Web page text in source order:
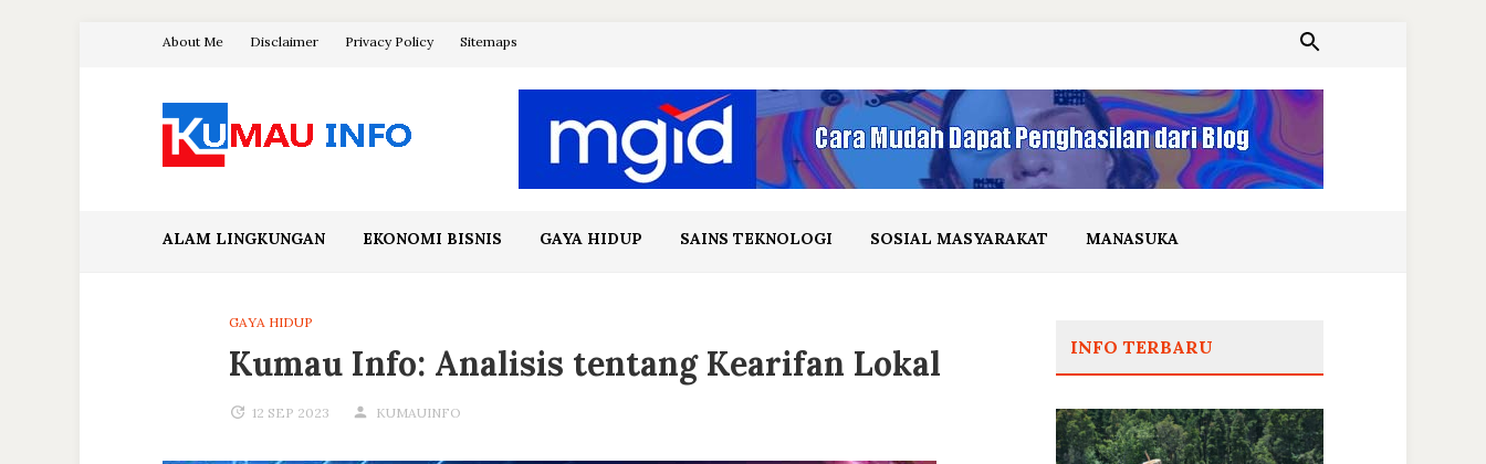
About Me Disclaimer Privacy Policy Sitemaps
ALAM LINGKUNGAN EKONOMI BISNIS GAYA HIDUP SAINS TEKNOLOGI SOSIAL MASYARAKAT MANASUKA
GAYA HIDUP
Kumau Info: Analisis tentang Kearifan Lokal
12 SEP 2023 KUMAUINFO
INFO TERBARU